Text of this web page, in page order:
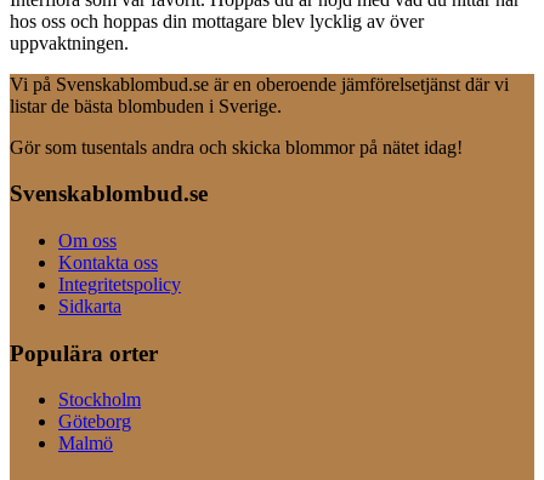
hos oss och hoppas din mottagare blev lycklig av över
uppvaktningen.
Vi på Svenskablombud.se är en oberoende jämförelsetjänst där vi
listar de bästa blombuden i Sverige.
Gör som tusentals andra och skicka blommor på nätet idag!
Svenskablombud.se
Om oss
Kontakta oss
Integritetspolicy
Sidkarta
Populära orter
Stockholm
Göteborg
Malmö